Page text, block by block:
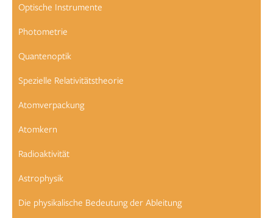
Optische Instrumente
Photometrie
Quantenoptik
Spezielle Relativitätstheorie
Atomverpackung
Atomkern
Radioaktivität
Astrophysik
Die physikalische Bedeutung der Ableitung